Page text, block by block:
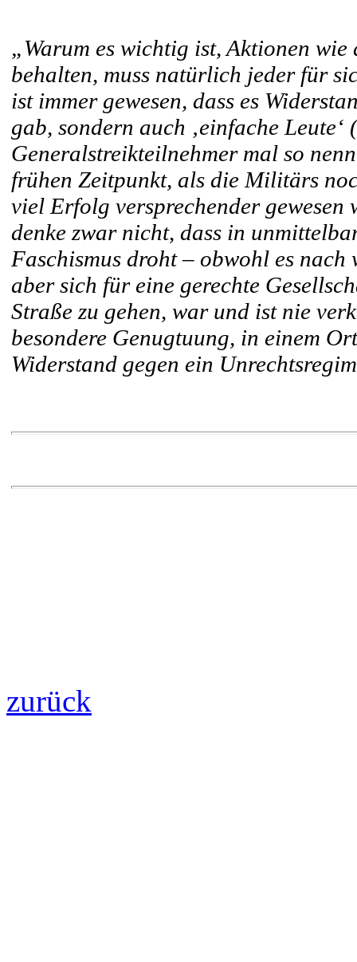
„Warum es wichtig ist, Aktionen
behalten, muss natürlich jeder für
ist immer gewesen, dass es
gab, sondern auch ‚einfache
Generalstreikteilnehmer mal so
frühen Zeitpunkt, als die Militärs
viel Erfolg versprechender
denke zwar nicht, dass in
Faschismus droht – obwohl es
aber sich für eine gerechte
Straße zu gehen, war und ist nie
besondere Genugtuung, in einem
Widerstand gegen ein
zurück